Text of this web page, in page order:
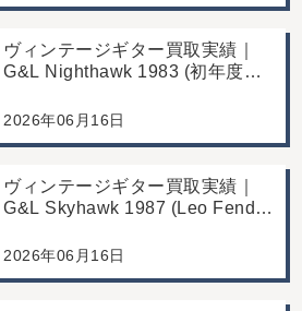
ヴィンテージギター買取実績｜
G&L Nighthawk 1983 (初年度マ
区/店頭買取/コンディション良好
2026年06月16日
ヴィンテージギター買取実績｜
G&L Skyhawk 1987 (Leo Fender
川区/店頭買取/コンディション良
2026年06月16日